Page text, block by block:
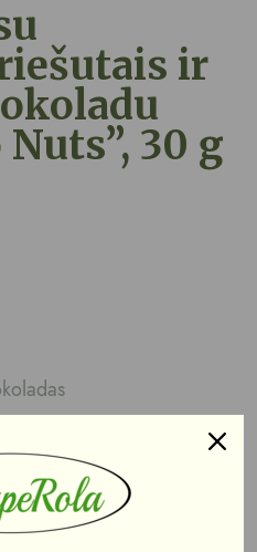
ir
Nuts”, 30 g